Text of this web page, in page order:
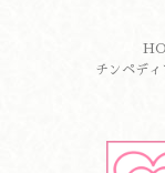
チンペデ